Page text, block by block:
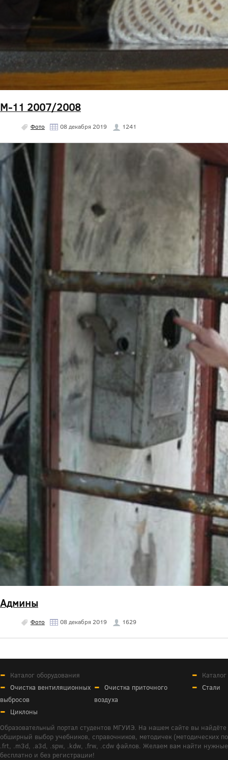
М-11 2007/2008
Фото 08 декабря 2019 1241
Админы
Фото 08 декабря 2019 1629
Каталог оборудования
Очистка вентиляционных
выбросов
Очистка приточного
воздуха
Циклоны
Стали
Образовательный портал студентов МГУИЭ. На нашем сайте вы
обширный выбор учебников, справочников, методичек (методических
.frt, .m3d, .a3d, .spw, .kdw, .frw, .cdw файлов. Желаем вам найти
бесплатно и без регистрации!